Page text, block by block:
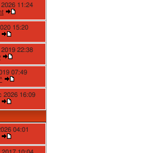
11:24
15:20
22:38
07:49
2026 16:09
04:01